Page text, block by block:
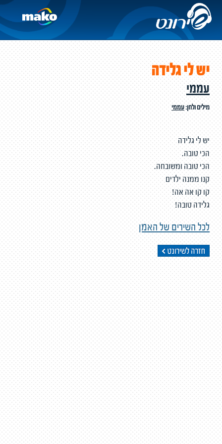
יש לי גלידה
עממי
מילים ולחן:עממי
יש לי גלידה
הכי טובה.
הכי טובה ומשובחה.
קנו ממנה ילדים
קו קו אה אה!
גלידה טובה!
לכל השירים של האמן